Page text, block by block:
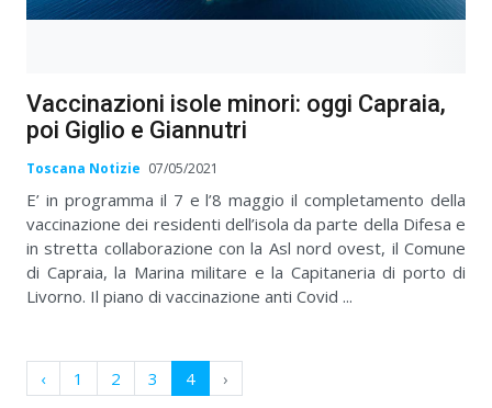
Vaccinazioni isole minori: oggi Capraia,
poi Giglio e Giannutri
Toscana Notizie 07/05/2021
E’ in programma il 7 e l’8 maggio il completamento della
vaccinazione dei residenti dell’isola da parte della Difesa e
in stretta collaborazione con la Asl nord ovest, il Comune
di Capraia, la Marina militare e la Capitaneria di porto di
Livorno. Il piano di vaccinazione anti Covid ...
‹ 1 2 3 4 ›